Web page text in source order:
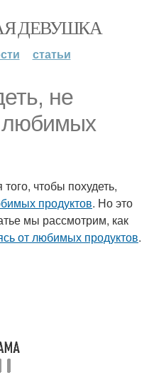
ДЕВУШКА
статьи
не
любимых
чтобы похудеть,
продуктов. Но это
мы рассмотрим, как
от любимых продуктов.